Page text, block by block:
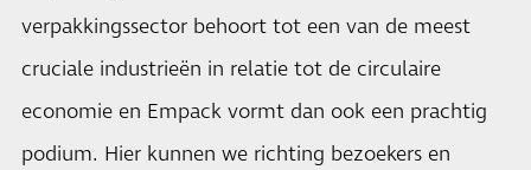
verpakkingssector behoort tot een van de meest
cruciale industrieën in relatie tot de circulaire
economie en Empack vormt dan ook een prachtig
podium. Hier kunnen we richting bezoekers en